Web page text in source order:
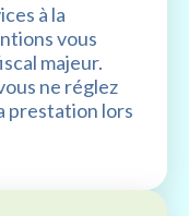
à la
vous
majeur.
ne réglez
prestation lors